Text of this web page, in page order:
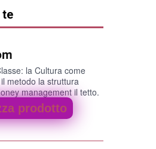
te
la Cultura come
metodo la struttura
management il tetto.
prodotto